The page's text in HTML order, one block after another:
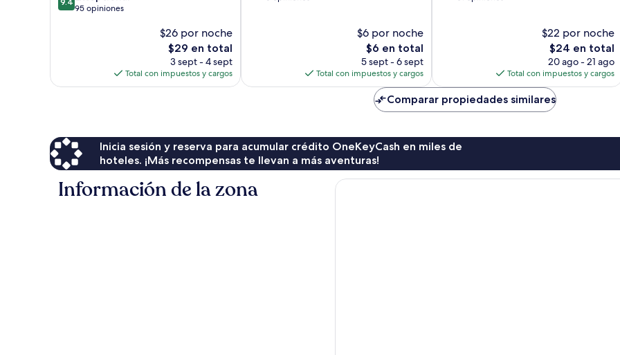
de 95 opiniones
$26 por noche
El
precio
actual
es
$29 en total
3 sept - 4 sept
Total con impuestos y cargos
$6 por noche
El
precio
actual
es
de
$6
$6 en total
5 sept - 6 sept
Total con impuestos y cargos
$22 por noche
El
precio
actual
es
de
$24
$24 en total
20 ago - 21 ago
Total con impuestos y cargos
Comparar propiedades similares
Inicia sesión y reserva para acumular crédito OneKeyCash en miles de
hoteles. ¡Más recompensas te llevan a más aventuras!
Información de la zona